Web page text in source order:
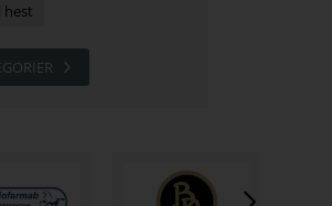
hest